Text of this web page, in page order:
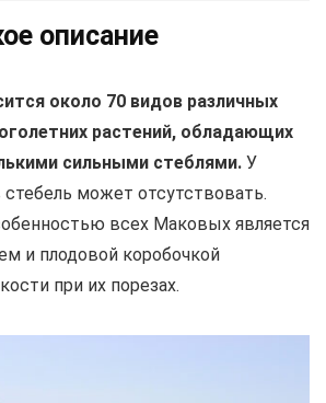
описание
около 70 видов различных
растений, обладающих
сильными стеблями. У
может отсутствовать.
всех Маковых является
и плодовой коробочкой
при их порезах.